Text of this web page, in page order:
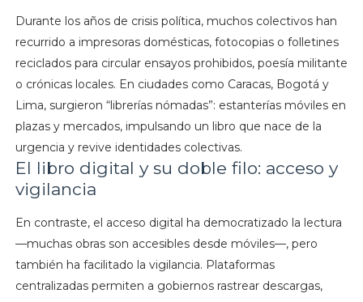
Durante los años de crisis política, muchos colectivos han
recurrido a impresoras domésticas, fotocopias o folletines
reciclados para circular ensayos prohibidos, poesía militante
o crónicas locales. En ciudades como Caracas, Bogotá y
Lima, surgieron “librerías nómadas”: estanterías móviles en
plazas y mercados, impulsando un libro que nace de la
urgencia y revive identidades colectivas.
El libro digital y su doble filo: acceso y
vigilancia
En contraste, el acceso digital ha democratizado la lectura
—muchas obras son accesibles desde móviles—, pero
también ha facilitado la vigilancia. Plataformas
centralizadas permiten a gobiernos rastrear descargas,